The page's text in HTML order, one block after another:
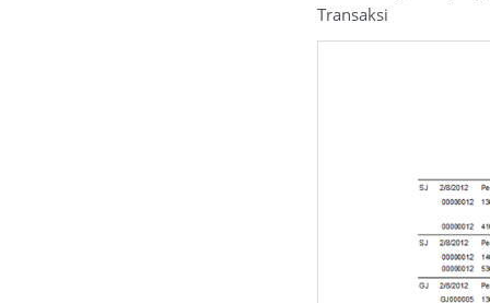
Transaksi